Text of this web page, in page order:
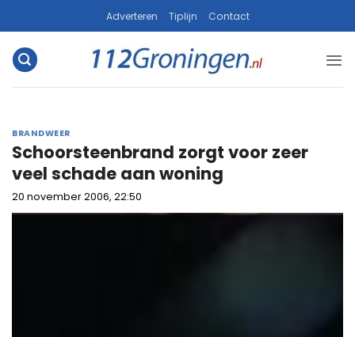
naar
inhoud
Adverteren Tiplijn Contact
BRANDWEER
Schoorsteenbrand zorgt voor zeer
veel schade aan woning
20 november 2006, 22:50